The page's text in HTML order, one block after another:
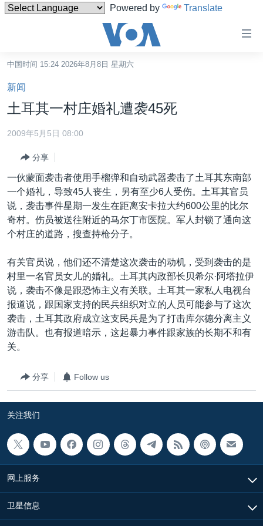
Powered by Translate
碍
链
接
跳
转
转
到
检
索
港澳
国际
最新国际新闻
印太
欧洲
非洲
美洲
全球议题
分类新闻
经济·金融·贸易
科教·文娱·体健
军事
劳工
环境
美中关系
白宫要闻
国会报道
美中关系
美国建国250周年
埃博拉疫情
美国之音专访
重要讲话与声明
台海两岸关系
南中国海争端
关注西藏
关注新疆
GEN Z 看美国
VOA视频
VOA今日焦点
中文广播
关注我们
其他语言网站
中国时间 15:24 2026年8月8日 星期六
新闻
土耳其一村庄婚礼遭袭45死
2009年5月5日 08:00
分享
一伙蒙面袭击者使用手榴弹和自动武器袭击了土耳其东南部
一个婚礼，导致45人丧生，另有至少6人受伤。土耳其官员
说，袭击事件星期一发生在距离安卡拉大约600公里的比尔
奇村。伤员被送往附近的马尔丁市医院。军人封锁了通向这
个村庄的道路，搜查持枪分子。
有关官员说，他们还不清楚这次袭击的动机，受到袭击的是
村里一名官员女儿的婚礼。土耳其内政部长贝希尔·阿塔拉伊
说，袭击不像是跟恐怖主义有关联。土耳其一家私人电视台
报道说，跟国家支持的民兵组织对立的人员可能参与了这次
袭击，土耳其政府成立这支民兵是为了打击库尔德分离主义
游击队。也有报道暗示，这起暴力事件跟家族的长期不和有
关。
分享 Follow us
关注我们
网上服务
卫星信息